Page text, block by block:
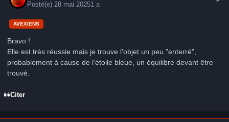
Posté(e)28 mai 20251 a
AVEXIENS
Bravo !
Elle est très réussie mais je trouve l'objet un peu "enterré",
probablement à cause de l'étoile bleue, un équilibre devant être
trouvé.
Citer